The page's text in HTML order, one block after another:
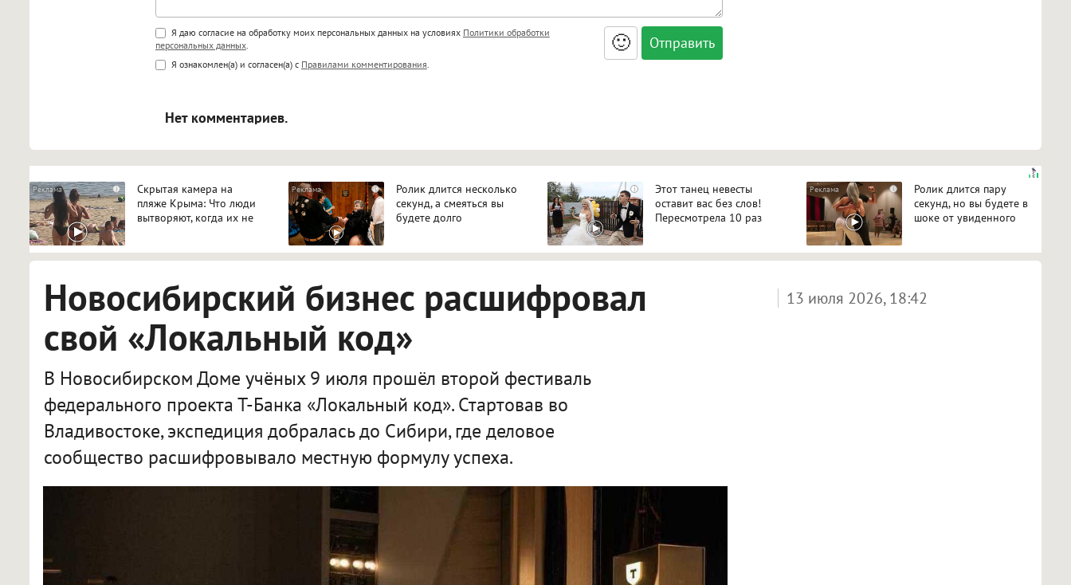
Поддержка HTML
<b>, <strong>, <u>, <i>, <em>, <s>, <big>, <small>, <sup>, <sub>, <pre>, <ul>, <ol>, <li>,
<blockquote>, <code> экранирует HTML, адреса URL автоматически становятся ссылками, и
Я даю согласие на обработку моих персональных данных на условиях Политики обработки
персональных данных.
Я ознакомлен(а) и согласен(а) с Правилами комментирования.
🙂
Нет комментариев.
i
Скрытая камера на
пляже Крыма: Что люди
вытворяют, когда их не
i
Ролик длится несколько
секунд, а смеяться вы
будете долго
i
Этот танец невесты
оставит вас без слов!
Пересмотрела 10 раз
i
Ролик длится пару
секунд, но вы будете в
шоке от увиденного
Новосибирский бизнес расшифровал
свой «Локальный код»
В Новосибирском Доме учёных 9 июля прошёл второй фестиваль
федерального проекта Т-Банка «Локальный код». Стартовав во
Владивостоке, экспедиция добралась до Сибири, где деловое
сообщество расшифровывало местную формулу успеха.
13 июля 2026, 18:42